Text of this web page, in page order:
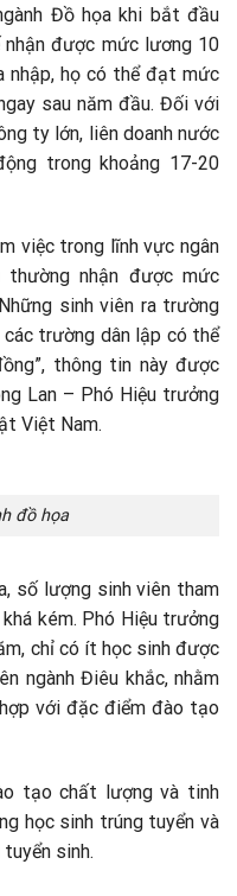
Đồ họa khi bắt đầu
được mức lương 10
nhập, họ có thể đạt mức
sau năm đầu. Đối với
ty lớn, liên doanh nước
trong khoảng 17-20
việc trong lĩnh vực ngân
nhận được mức
sinh viên ra trường
trường dân lập có thể
thông tin này được
Lan – Phó Hiệu trưởng
Việt Nam.
đồ họa
số lượng sinh viên tham
kém. Phó Hiệu trưởng
chỉ có ít học sinh được
ngành Điêu khắc, nhằm
với đặc điểm đào tạo
tạo chất lượng và tinh
học sinh trúng tuyển và
sinh.